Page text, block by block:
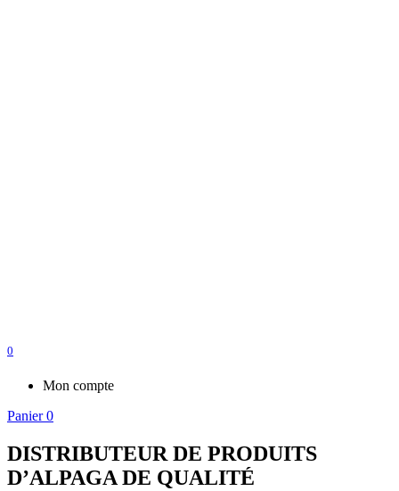
0
Mon compte
Panier 0
DISTRIBUTEUR DE PRODUITS
D’ALPAGA DE QUALITÉ